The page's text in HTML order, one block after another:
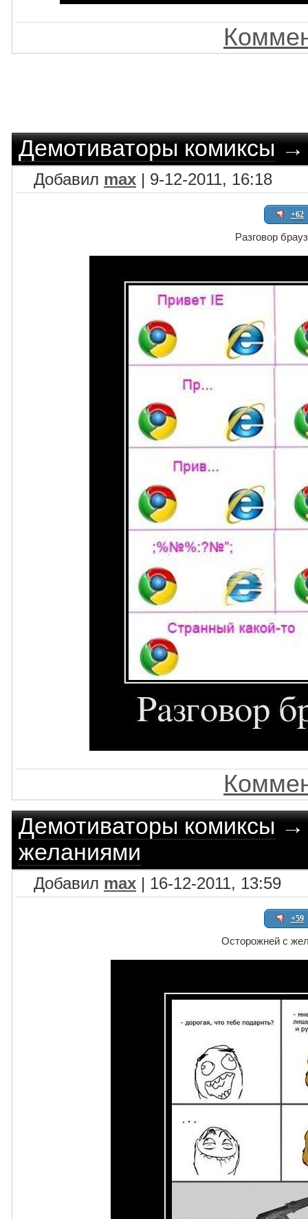
Демотиваторы комиксы
Добавил max | 9-12-2011, 16:18
+62
Разговор
Демотиваторы комиксы
желаниями
Добавил max | 16-12-2011, 13:59
+59
Осторожней с